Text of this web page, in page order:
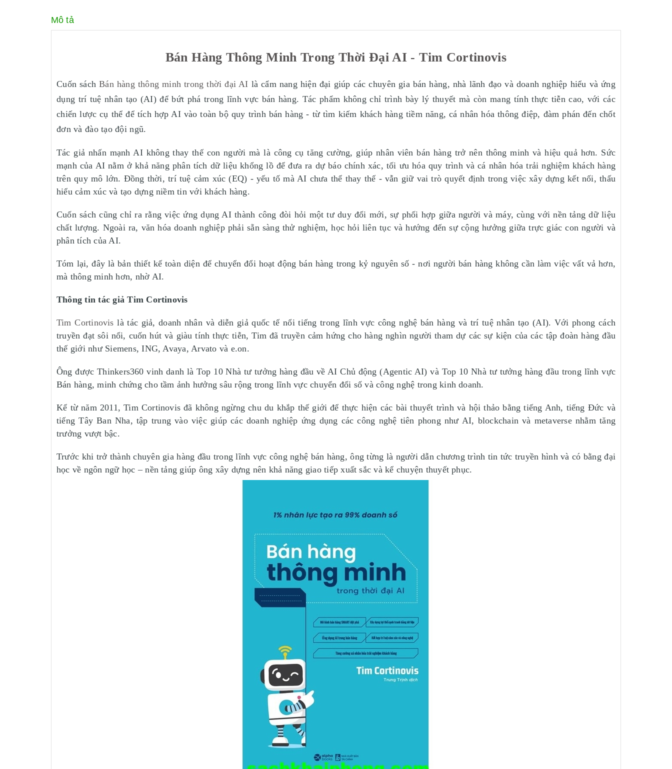
Mô tả
Bán Hàng Thông Minh Trong Thời Đại AI - Tim Cortinovis
Cuốn sáchBán hàng thông minh trong thời đại AI là cẩm nang hiện đại giúp các chuyên gia bán hàng, nhà lãnh đạo và doanh nghiệp hiểu và ứng
dụng trí tuệ nhân tạo (AI) để bứt phá trong lĩnh vực bán hàng. Tác phẩm không chỉ trình bày lý thuyết mà còn mang tính thực tiễn cao, với các
chiến lược cụ thể để tích hợp AI vào toàn bộ quy trình bán hàng - từ tìm kiếm khách hàng tiềm năng, cá nhân hóa thông điệp, đàm phán đến chốt
đơn và đào tạo đội ngũ.
Tác giả nhấn mạnh AI không thay thế con người mà là công cụ tăng cường, giúp nhân viên bán hàng trở nên thông minh và hiệu quả hơn. Sức
mạnh của AI nằm ở khả năng phân tích dữ liệu khổng lồ để đưa ra dự báo chính xác, tối ưu hóa quy trình và cá nhân hóa trải nghiệm khách hàng
trên quy mô lớn. Đồng thời, trí tuệ cảm xúc (EQ) - yếu tố mà AI chưa thể thay thế - vẫn giữ vai trò quyết định trong việc xây dựng kết nối, thấu
hiểu cảm xúc và tạo dựng niềm tin với khách hàng.
Cuốn sách cũng chỉ ra rằng việc ứng dụng AI thành công đòi hỏi một tư duy đổi mới, sự phối hợp giữa người và máy, cùng với nền tảng dữ liệu
chất lượng. Ngoài ra, văn hóa doanh nghiệp phải sẵn sàng thử nghiệm, học hỏi liên tục và hướng đến sự cộng hưởng giữa trực giác con người và
phân tích của AI.
Tóm lại, đây là bản thiết kế toàn diện để chuyển đổi hoạt động bán hàng trong kỷ nguyên số - nơi người bán hàng không cần làm việc vất vả hơn,
mà thông minh hơn, nhờ AI.
Thông tin tác giả Tim Cortinovis
Tim Cortinovislà tác giả, doanh nhân và diễn giả quốc tế nổi tiếng trong lĩnh vực công nghệ bán hàng và trí tuệ nhân tạo (AI). Với phong cách
truyền đạt sôi nổi, cuốn hút và giàu tính thực tiễn, Tim đã truyền cảm hứng cho hàng nghìn người tham dự các sự kiện của các tập đoàn hàng đầu
thế giới như Siemens, ING, Avaya, Arvato và e.on.
Ông được Thinkers360 vinh danh là Top 10 Nhà tư tưởng hàng đầu về AI Chủ động (Agentic AI) và Top 10 Nhà tư tưởng hàng đầu trong lĩnh vực
Bán hàng, minh chứng cho tầm ảnh hưởng sâu rộng trong lĩnh vực chuyển đổi số và công nghệ trong kinh doanh.
Kể từ năm 2011, Tim Cortinovis đã không ngừng chu du khắp thế giới để thực hiện các bài thuyết trình và hội thảo bằng tiếng Anh, tiếng Đức và
tiếng Tây Ban Nha, tập trung vào việc giúp các doanh nghiệp ứng dụng các công nghệ tiên phong như AI, blockchain và metaverse nhằm tăng
trưởng vượt bậc.
Trước khi trở thành chuyên gia hàng đầu trong lĩnh vực công nghệ bán hàng, ông từng là người dẫn chương trình tin tức truyền hình và có bằng đại
học về ngôn ngữ học – nền tảng giúp ông xây dựng nên khả năng giao tiếp xuất sắc và kể chuyện thuyết phục.